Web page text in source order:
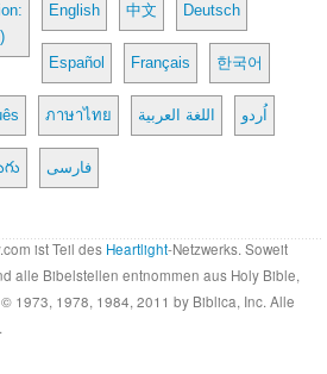
English 中文 Deutsch
Español Français 한국어
ภาษาไทย اللغة العربية اُردو
فارسی
ist Teil des Heartlight-Netzwerks. Soweit
alle Bibelstellen entnommen aus Holy Bible,
1973, 1978, 1984, 2011 by Biblica, Inc. Alle